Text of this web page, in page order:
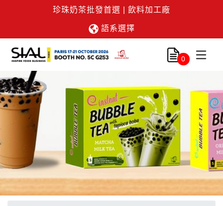
珍珠奶茶批發首選 | 飲料加工廠
語系選擇
0